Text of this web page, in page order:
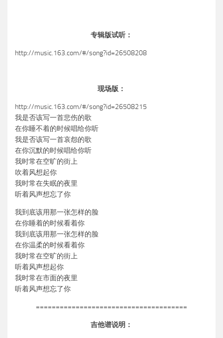
专辑版试听：
http://music.163.com/#/song?id=26508208
现场版：
http://music.163.com/#/song?id=26508215
我是否该写一首悲伤的歌
在你睡不着的时候唱给你听
我是否该写一首哀怨的歌
在你沉默的时候唱给你听
我时常在空旷的街上
吹着风想起你
我时常在失眠的夜里
听着风声想忘了你
我到底该用那一张怎样的脸
在你睡着的时候看着你
我到底该用那一张怎样的脸
在你温柔的时候看着你
我时常在空旷的街上
听着风声想起你
我时常在市面的夜里
听着风声想忘了你
======================================
吉他谱说明：